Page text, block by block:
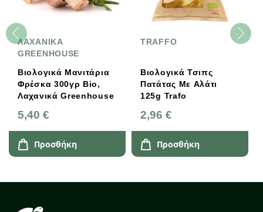
ΛΑΧΑΝΙΚΑ
GREENHOUSE
Βιολογικά Μανιτάρια
Φρέσκα 300γρ Bio,
Λαχανικά Greenhouse
5,40 €
Προσθήκη
TRAFFO
Βιολογικά Τσιπς
Πατάτας Με Αλάτι
125g Trafo
2,96 €
Προσθήκη